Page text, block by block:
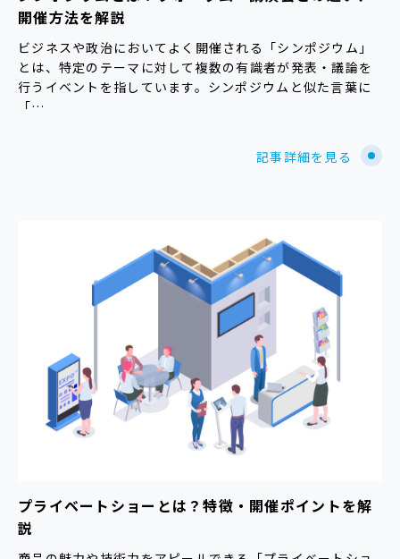
開催方法を解説
ビジネスや政治においてよく開催される「シンポジウム」
とは、特定のテーマに対して複数の有識者が発表・議論を
行うイベントを指しています。シンポジウムと似た言葉に
「…
記事詳細を見る
プライベートショーとは？特徴・開催ポイントを解
説